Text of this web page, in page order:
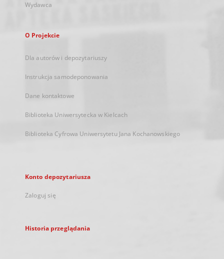
Wydawca
O Projekcie
Dla autorów i depozytariuszy
Instrukcja samodeponowania
Dane kontaktowe
Biblioteka Uniwersytecka w Kielcach
Biblioteka Cyfrowa Uniwersytetu Jana Kochanowskiego
Konto depozytariusza
Zaloguj się
Historia przeglądania